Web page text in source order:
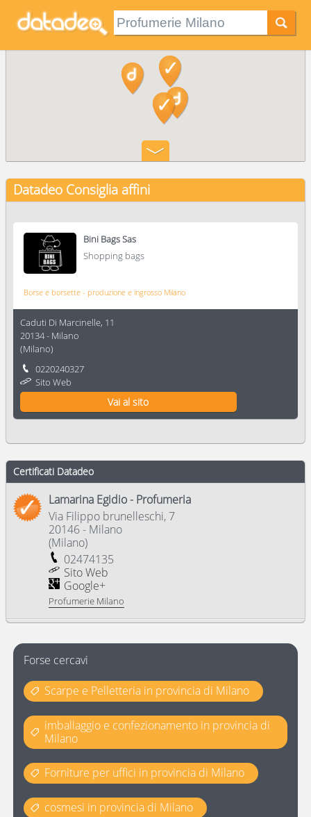
Datadeo Consiglia affini
Bini Bags Sas
Shopping bags
Borse e borsette - produzione e ingrosso Milano
Caduti Di Marcinelle, 11
20134- Milano
(Milano)
0220240327
Sito Web
Vai al sito
Certificati Datadeo
Lamarina Egidio - Profumeria
Via Filippo brunelleschi, 7
20146- Milano
(Milano)
02474135
Sito Web
Google+
Profumerie Milano
Forse cercavi
Scarpe e Pelletteria in provincia di Milano
imballaggio e confezionamento in provincia di
Milano
Forniture per uffici in provincia di Milano
cosmesi in provincia di Milano